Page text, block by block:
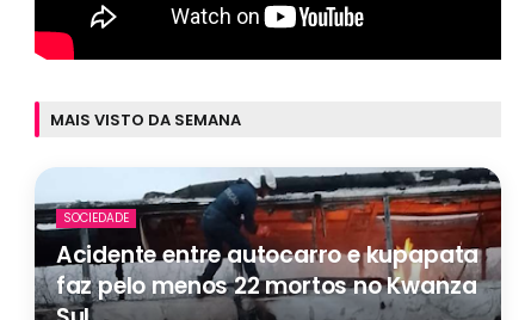
MAIS VISTO DA SEMANA
SOCIEDADE
Acidente entre autocarro e kupapata
faz pelo menos 22 mortos no Kwanza